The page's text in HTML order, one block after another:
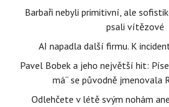
Barbaři nebyli primitivní, ale
psali vítězové
AI napadla další firmu. K
Pavel Bobek a jeho největší hit:
má“ se původně jmenovala
Odlehčete v létě svým nohám